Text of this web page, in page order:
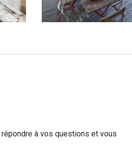
à vos questions et vous